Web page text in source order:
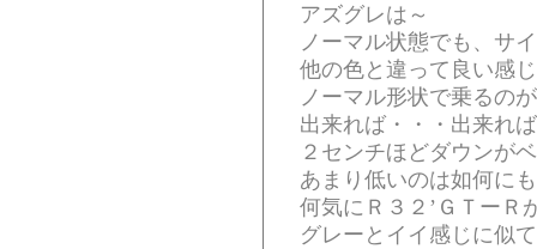
アズグレは～
ノーマル状態でも、サ
他の色と違って良い感
ノーマル形状で乗るの
出来れば・・・出来れ
２センチほどダウンが
あまり低いのは如何に
何気にＲ３２’ＧＴーＲ
グレーとイイ感じに似